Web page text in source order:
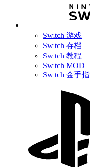
Switch 游戏
Switch 存档
Switch 教程
Switch MOD
Switch 金手指